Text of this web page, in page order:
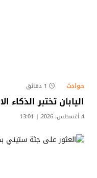
حوادث 1 دقائق
اليابان تختبر الذكاء
4 أغسطس، 2026 | 13:01